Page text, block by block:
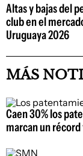
Altas y bajas del
club en el
Uruguaya 2026
MÁS
Caen 30% los
marcan un récord